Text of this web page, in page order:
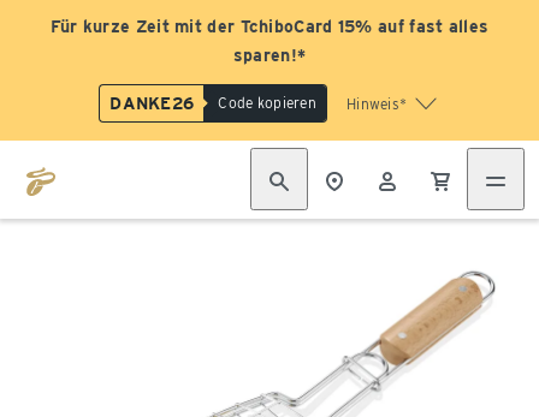
Für kurze Zeit mit der TchiboCard 15% auf fast alles
sparen!*
DANKE26 Code kopieren Hinweis*